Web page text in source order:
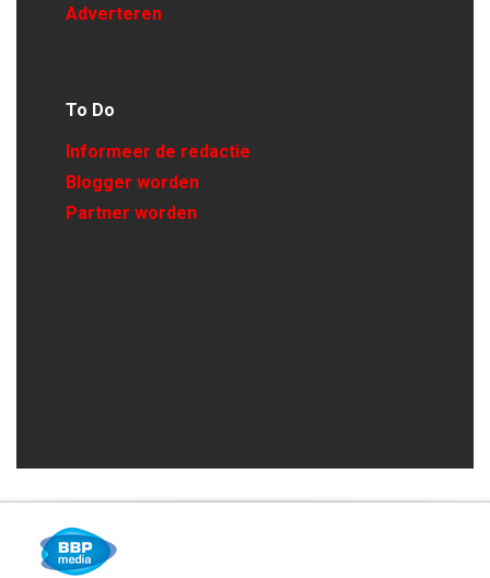
Adverteren
To Do
Informeer de redactie
Blogger worden
Partner worden